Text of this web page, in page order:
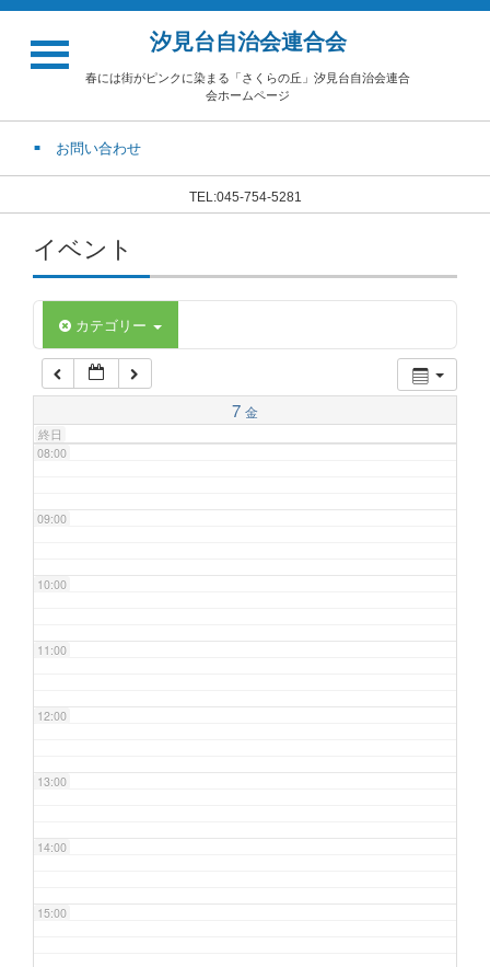
汐見台自治会連合会
春には街がピンクに染まる「さくらの丘」汐見台自治会連合
会ホームページ
お問い合わせ
TEL:045-754-5281
イベント
カテゴリー
7 金
終日
02:00
03:00
05:00
06:00
07:00
08:00
09:00
10:00
11:00
12:00
13:00
14:00
15:00